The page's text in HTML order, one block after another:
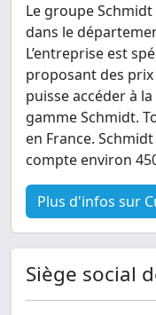
Le groupe Schmidt
dans le
L’entreprise est
proposant des
puisse accéder à
gamme Schmidt.
en France.
compte environ
Plus d'infos sur
Siège social